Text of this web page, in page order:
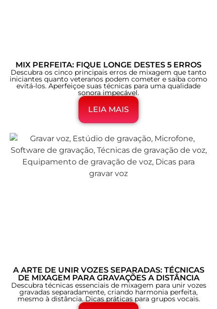
MIX PERFEITA: FIQUE LONGE DESTES 5 ERROS
Descubra os cinco principais erros de mixagem que tanto
iniciantes quanto veteranos podem cometer e saiba como
evitá-los. Aperfeiçoe suas técnicas para uma qualidade
sonora impecável.
LEIA MAIS
A ARTE DE UNIR VOZES SEPARADAS: TÉCNICAS
DE MIXAGEM PARA GRAVAÇÕES A DISTÂNCIA
Descubra técnicas essenciais de mixagem para unir vozes
gravadas separadamente, criando harmonia perfeita,
mesmo à distância. Dicas práticas para grupos vocais.